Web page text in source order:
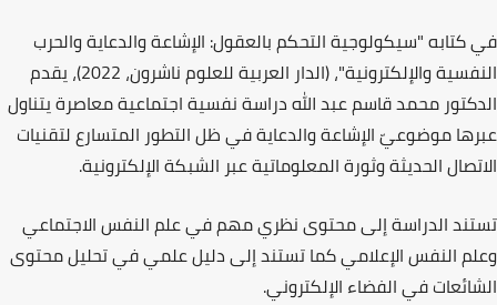
في كتابه"سيكولوجية التحكم بالعقول: الإشاعة والدعاية والحرب
النفسية والإلكترونية"
، (الدار العربية للعلوم ناشرون، 2022)، يقدم
الدكتور محمد قاسم عبد الله دراسة نفسية اجتماعية معاصرة يتناول
عبرها موضوعيّ الإشاعة والدعاية في ظل التطور المتسارع لتقنيات
الاتصال الحديثة وثورة المعلوماتية عبر الشبكة الإلكترونية.
تستند الدراسة إلى محتوى نظري مهم فيعلم النفس الاجتماعي
وعلم النفس الإعلاميكما تستند إلى دليل علمي في تحليل محتوى
الشائعات في الفضاء الإلكتروني.